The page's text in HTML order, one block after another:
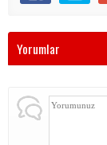
Yorumlar